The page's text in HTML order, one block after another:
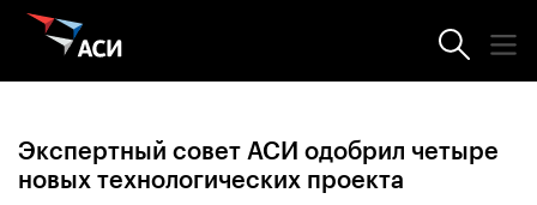
Новости АСИ
Экспертный совет АСИ одобрил четыре
новых технологических проекта